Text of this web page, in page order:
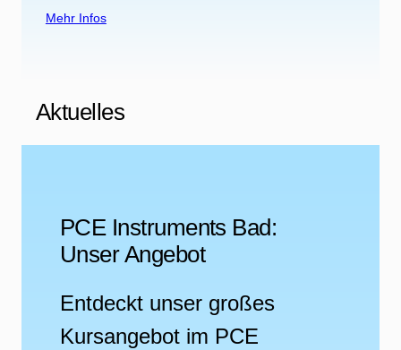
Mehr Infos
Aktuelles
PCE Instruments Bad:
Unser Angebot
Entdeckt unser großes
Kursangebot im PCE